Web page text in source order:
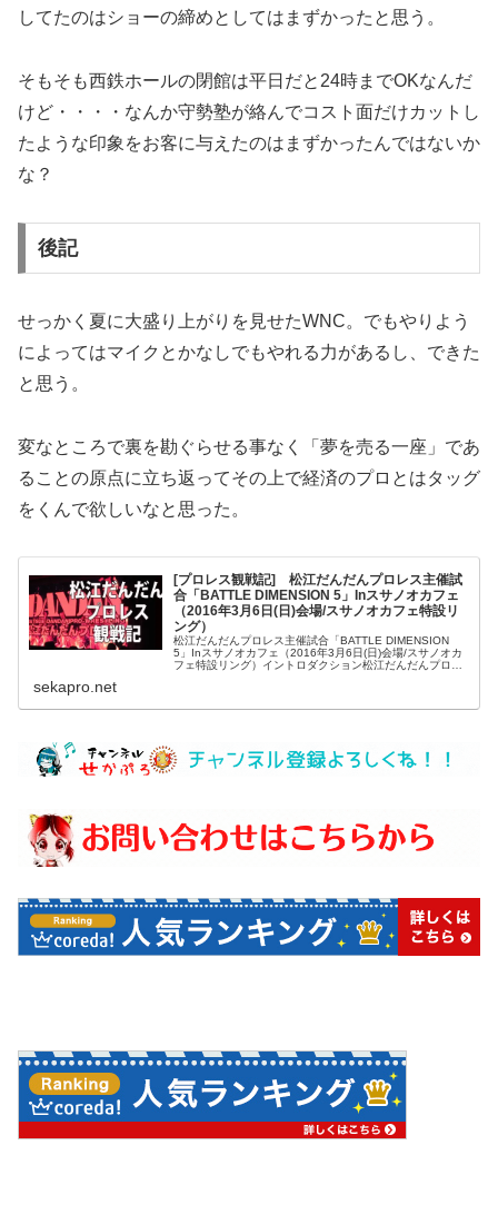
してたのはショーの締めとしてはまずかったと思う。
そもそも西鉄ホールの閉館は平日だと24時までOKなんだ
けど・・・・なんか守勢塾が絡んでコスト面だけカットし
たような印象をお客に与えたのはまずかったんではないか
な？
後記
せっかく夏に大盛り上がりを見せたWNC。でもやりよう
によってはマイクとかなしでもやれる力があるし、できた
と思う。
変なところで裏を勘ぐらせる事なく「夢を売る一座」であ
ることの原点に立ち返ってその上で経済のプロとはタッグ
をくんで欲しいなと思った。
[プロレス観戦記] 松江だんだんプロレス主催試
合「BATTLE DIMENSION 5」Inスサノオカフェ
（2016年3月6日(日)会場/スサノオカフェ特設リ
ング）
松江だんだんプロレス主催試合「BATTLE DIMENSION
5」Inスサノオカフェ（2016年3月6日(日)会場/スサノオカ
フェ特設リング）イントロダクション松江だんだんプロレ
sekapro.net